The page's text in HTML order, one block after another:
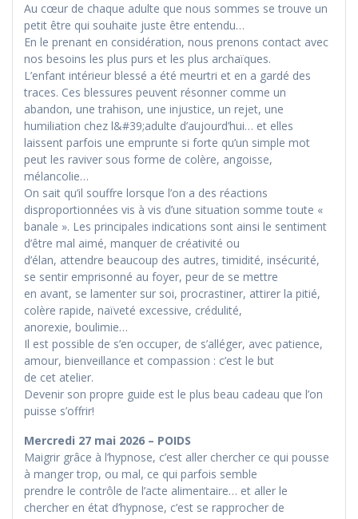
Au cœur de chaque adulte que nous sommes se trouve un
petit être qui souhaite juste être entendu…
En le prenant en considération, nous prenons contact avec
nos besoins les plus purs et les plus archaïques.
L’enfant intérieur blessé a été meurtri et en a gardé des
traces. Ces blessures peuvent résonner comme un
abandon, une trahison, une injustice, un rejet, une
humiliation chez l&#39;adulte d’aujourd’hui… et elles
laissent parfois une emprunte si forte qu’un simple mot
peut les raviver sous forme de colère, angoisse,
mélancolie…
On sait qu’il souffre lorsque l’on a des réactions
disproportionnées vis à vis d’une situation somme toute «
banale ». Les principales indications sont ainsi le sentiment
d’être mal aimé, manquer de créativité ou
d’élan, attendre beaucoup des autres, timidité, insécurité,
se sentir emprisonné au foyer, peur de se mettre
en avant, se lamenter sur soi, procrastiner, attirer la pitié,
colère rapide, naïveté excessive, crédulité,
anorexie, boulimie…
Il est possible de s’en occuper, de s’alléger, avec patience,
amour, bienveillance et compassion : c’est le but
de cet atelier.
Devenir son propre guide est le plus beau cadeau que l’on
puisse s’offrir!
Mercredi 27 mai 2026 – POIDS
Maigrir grâce à l’hypnose, c’est aller chercher ce qui pousse
à manger trop, ou mal, ce qui parfois semble
prendre le contrôle de l’acte alimentaire… et aller le
chercher en état d’hypnose, c’est se rapprocher de